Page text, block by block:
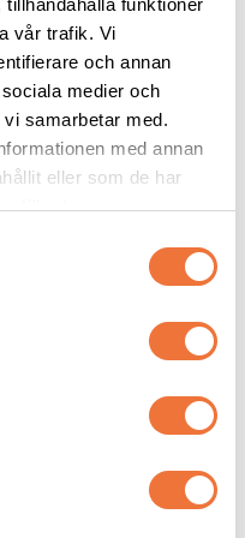
vår trafik. Vi
och annan
medier och
samarbetar med.
med annan
eller som de har
tjänster.
Gråmelerad - Vita
tassar
119kr
produkter